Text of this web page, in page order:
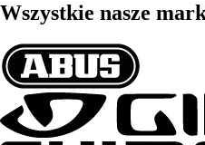
Wszystkie nasze